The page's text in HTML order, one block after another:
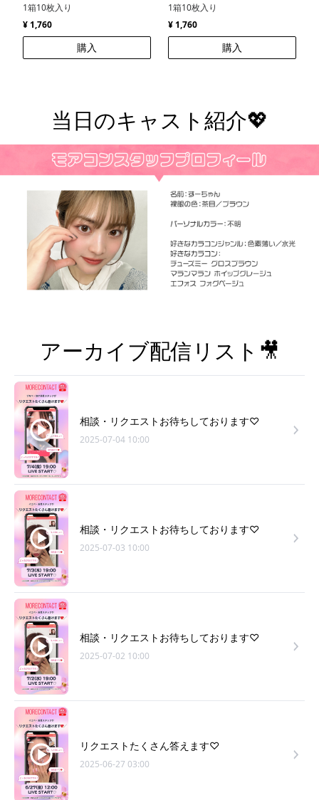
1箱10枚入り
¥ 1,760
購入
1箱10枚入り
¥ 1,760
購入
当日のキャスト紹介💖
アーカイブ配信リスト🎥
相談・リクエストお待ちしております♡
2025-07-04 10:00
相談・リクエストお待ちしております♡
2025-07-03 10:00
相談・リクエストお待ちしております♡
2025-07-02 10:00
リクエストたくさん答えます♡
2025-06-27 03:00